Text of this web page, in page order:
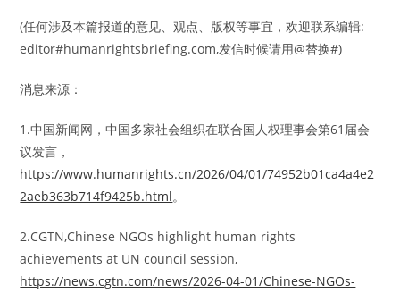
(任何涉及本篇报道的意见、观点、版权等事宜，欢迎联系编辑:
editor#humanrightsbriefing.com,发信时候请用@替换#)
消息来源：
1.中国新闻网，中国多家社会组织在联合国人权理事会第61届会
议发言，
https://www.humanrights.cn/2026/04/01/74952b01ca4a4e2
2aeb363b714f9425b.html。
2.CGTN,Chinese NGOs highlight human rights
achievements at UN council session,
https://news.cgtn.com/news/2026-04-01/Chinese-NGOs-